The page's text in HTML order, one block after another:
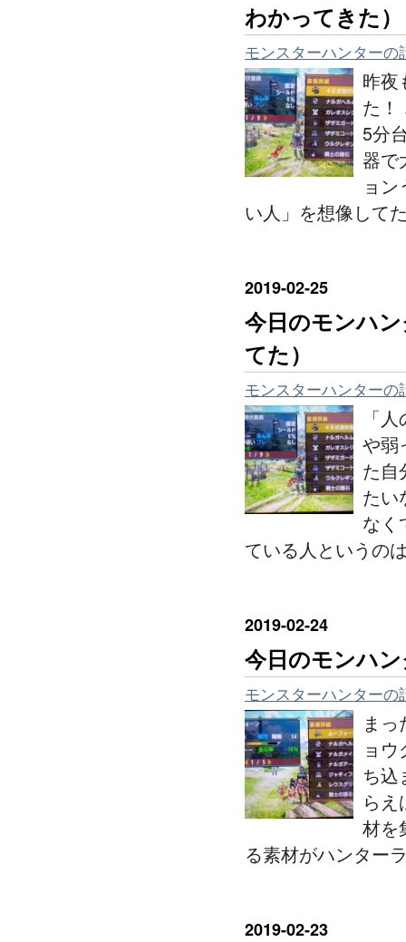
わかってきた）
モンスターハンターの
昨夜
た！
5分
器で
ョ
い人」を想像して
2019-02-25
今日のモンハ
てた）
モンスターハンターの
「
や弱
た自
たい
なく
ている人というの
2019-02-24
今日のモンハ
モンスターハンターの
ま
ョ
ち込
ら
材を
る素材がハンター
2019-02-23